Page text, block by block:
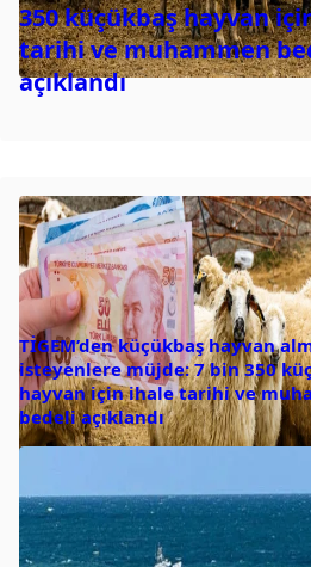
350 küçükbaş hayvan
tarihi ve muhammen
açıklandı
TİGEM’den küçükbaş hayvan
isteyenlere müjde: 7 bin 350
hayvan için ihale tarihi ve
bedeli açıklandı